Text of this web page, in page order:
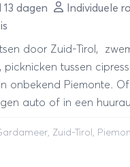
13 dagen
Individuele
door Zuid-Tirol,
picknicken tussen
onbekend Piemonte.
auto of in een
slaap je in een historisch
dan weer in een
, Zuid-Tirol,